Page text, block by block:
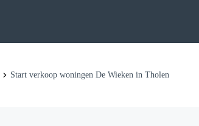
Start verkoop woningen De Wieken in Tholen